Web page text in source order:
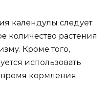
календулы следует
количество растения
Кроме того,
использовать
кормления